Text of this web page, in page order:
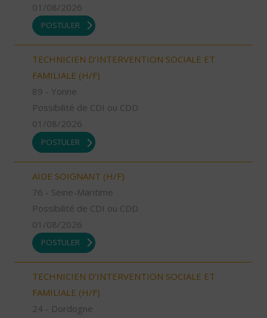
01/08/2026
POSTULER
TECHNICIEN D’INTERVENTION SOCIALE ET
FAMILIALE (H/F)
89 - Yonne
Possibilité de CDI ou CDD
01/08/2026
POSTULER
AIDE SOIGNANT (H/F)
76 - Seine-Maritime
Possibilité de CDI ou CDD
01/08/2026
POSTULER
TECHNICIEN D’INTERVENTION SOCIALE ET
FAMILIALE (H/F)
24 - Dordogne